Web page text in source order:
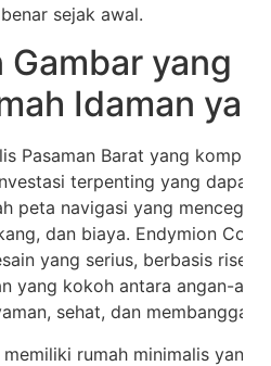
sejak awal.
Gambar yang
Idaman
Pasaman Barat yang
terpenting yang dapat
peta navigasi yang
dan biaya. Endymion
yang serius, berbasis riset,
yang kokoh antara angan-
sehat, dan
rumah minimalis yang